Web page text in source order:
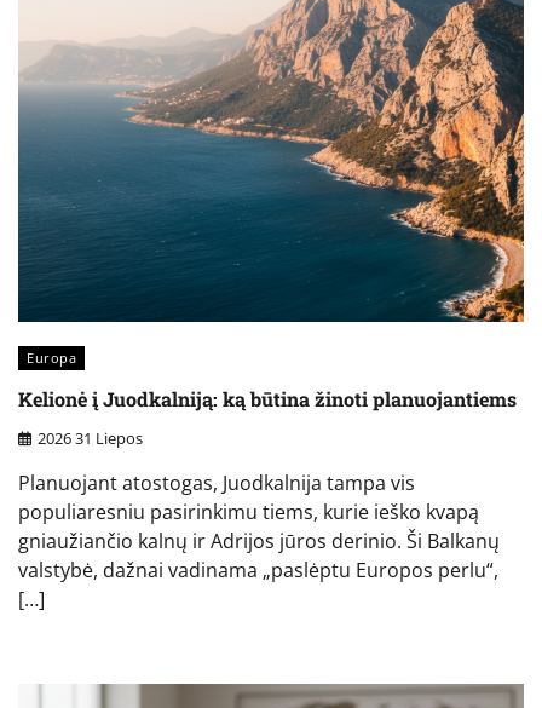
Europa
Kelionė į Juodkalniją: ką būtina žinoti planuojantiems
2026 31 Liepos
Planuojant atostogas, Juodkalnija tampa vis
populiaresniu pasirinkimu tiems, kurie ieško kvapą
gniaužiančio kalnų ir Adrijos jūros derinio. Ši Balkanų
valstybė, dažnai vadinama „paslėptu Europos perlu“,
[…]